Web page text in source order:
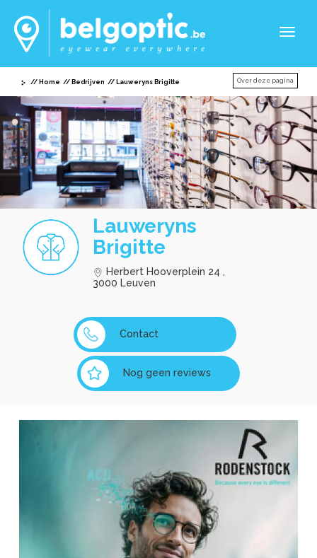
Home Bedrijven Lauweryns Brigitte Over deze pagina
Lauweryns
Brigitte
Herbert Hooverplein 24 ,
3000 Leuven
Contact
Nog geen reviews